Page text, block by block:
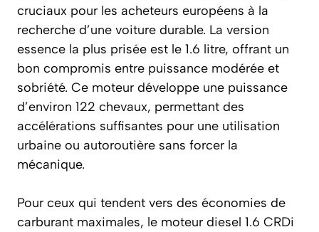
cruciaux pour les acheteurs européens à la
recherche d’une voiture durable. La version
essence la plus prisée est le 1.6 litre, offrant un
bon compromis entre puissance modérée et
sobriété. Ce moteur développe une puissance
d’environ 122 chevaux, permettant des
accélérations suffisantes pour une utilisation
urbaine ou autoroutière sans forcer la
mécanique.
Pour ceux qui tendent vers des économies de
carburant maximales, le moteur diesel 1.6 CRDi